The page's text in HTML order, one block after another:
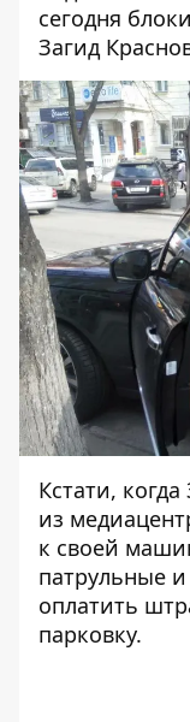
сегодня
Загид
Кстати,
из
к своей
патрульные
оплатить
парковку.